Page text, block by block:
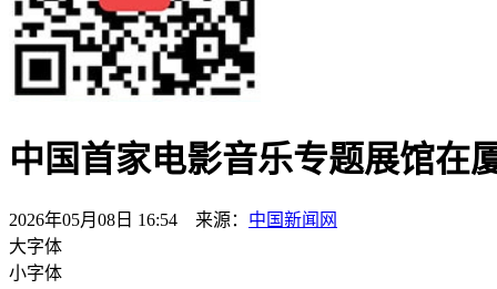
中国首家电影音乐专题展馆在
2026年05月08日 16:54 来源： 中国新闻网
大字体
小字体